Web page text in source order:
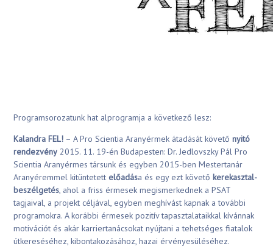
Programsorozatunk hat alprogramja a következő lesz:
Kalandra FEL! – A Pro Scientia Aranyérmek átadását követőnyitó
rendezvény 2015. 11. 19-én Budapesten: Dr. Jedlovszky Pál Pro
Scientia Aranyérmes társunk és egyben 2015-ben Mestertanár
Aranyéremmel kitüntetett előadása és egy ezt követő kerekasztal-
beszélgetés, ahol a friss érmesek megismerkednek a PSAT
tagjaival, a projekt céljával, egyben meghívást kapnak a további
programokra. A korábbi érmesek pozitív tapasztalataikkal kívánnak
motivációt és akár karriertanácsokat nyújtani a tehetséges fiatalok
útkereséséhez, kibontakozásához, hazai érvényesüléséhez.